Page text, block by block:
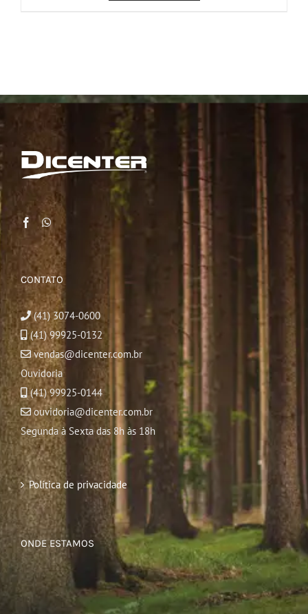
CONTATO
(41) 3074-0600
(41) 99925-0132
vendas@dicenter.com.br
Ouvidoria
(41) 99925-0144
ouvidoria@dicenter.com.br
Segunda à Sexta das 8h às 18h
Política de privacidade
ONDE ESTAMOS